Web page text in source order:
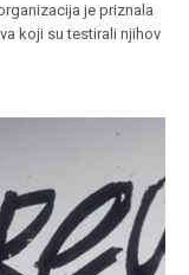
je priznala
koji su testirali njihov